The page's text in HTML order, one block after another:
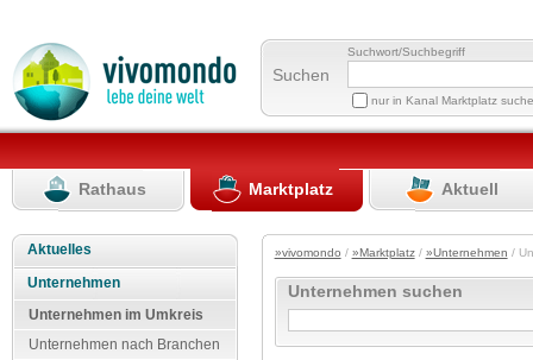
Suchen
Suchwort/Suchbegriff
nur in Kanal Marktplatz
Rathaus Marktplatz Aktuell
Aktuelles
Unternehmen
Unternehmen im Umkreis
Unternehmen nach Branchen
»vivomondo / »Marktplatz/ »Unternehmen /
Unternehmen suchen